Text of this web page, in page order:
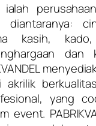
ialah
diantaranya:
kasih,
dan
akrilik
yang
event.